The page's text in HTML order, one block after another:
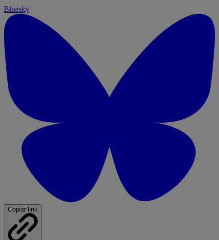
Bluesky
Copiar link